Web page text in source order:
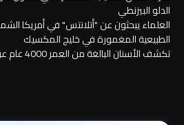
الدلو البيزنطي
العلماء يبحثون عن "أتلانتس" في أمريكا
الطبيعية المغمورة في خليج المكسيك
تكشف الأسنان البالغة من العمر 4000 عام عن أقدم الإنسان